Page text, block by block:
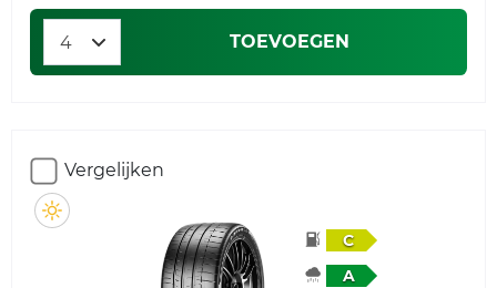
TOEVOEGEN
Vergelijken
C
A